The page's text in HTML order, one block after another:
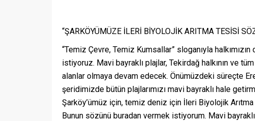
“ŞARKÖYÜMÜZE İLERİ BİYOLOJİK ARITMA TESİSİ
“Temiz Çevre, Temiz Kumsallar” sloganıyla halkımızın
istiyoruz. Mavi bayraklı plajlar, Tekirdağ halkının ve
alanlar olmaya devam edecek. Önümüzdeki süreçte
şeridimizde bütün plajlarımızı mavi bayraklı hale
Şarköy’ümüz için, temiz deniz için İleri Biyolojik Arıtma
Bunun sözünü buradan vermek istiyorum. Mavi